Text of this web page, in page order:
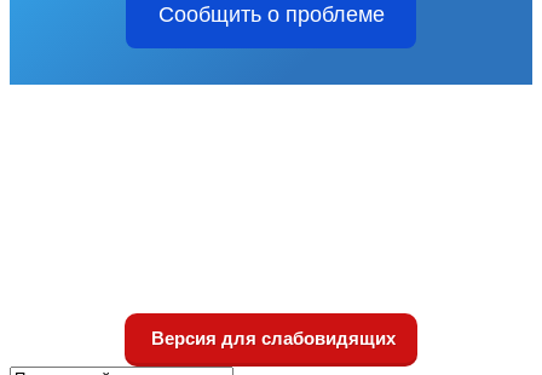
Сообщить о проблеме
Версия для слабовидящих